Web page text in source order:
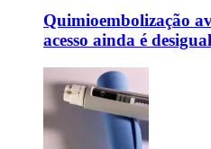
Quimioembolização
acesso ainda é desigual